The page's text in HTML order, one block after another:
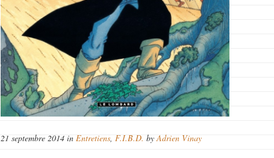
21 septembre 2014 inEntretiens,F.I.B.D. byAdrien Vinay